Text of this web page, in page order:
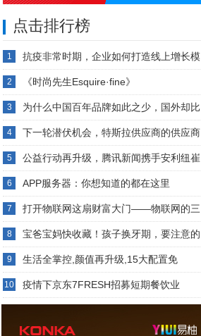
点击排行榜
1 抗疫非常时期，企业如何打造线上增长模
2 《时尚先生Esquire·fine》
3 为什么中国百年品牌如此之少，国外却比
4 下一轮潜伏机会，特斯拉供应商的供应商
5 公益行动再升级，腾讯新闻携手安利纽崔
6 APP服务器：你想知道的都在这里
7 打开物联网这扇财富大门——物联网的三
8 宝爸宝妈快收藏！孩子换牙期，要注意的
9 生活全掌控,颜值再升级,15大配置免
10 疫情下京东7FRESH招募短期餐饮业